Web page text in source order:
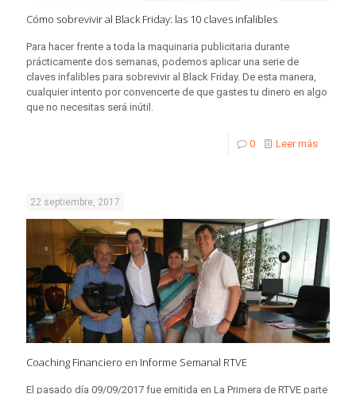
Cómo sobrevivir al Black Friday: las 10 claves infalibles
Para hacer frente a toda la maquinaria publicitaria durante
prácticamente dos semanas, podemos aplicar una serie de
claves infalibles para sobrevivir al Black Friday. De esta manera,
cualquier intento por convencerte de que gastes tu dinero en algo
que no necesitas será inútil.
0 Leer más
22 septiembre, 2017
Coaching Financiero en Informe Semanal RTVE
El pasado día 09/09/2017 fue emitida en La Primera de RTVE parte